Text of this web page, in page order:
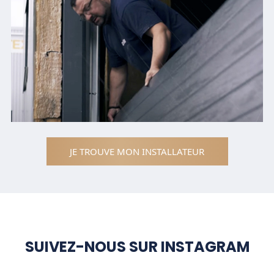
JE TROUVE MON INSTALLATEUR
SUIVEZ-NOUS SUR INSTAGRAM